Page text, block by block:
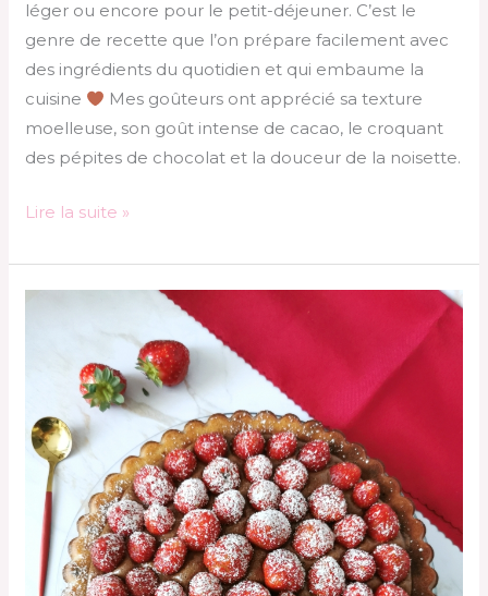
léger ou encore pour le petit-déjeuner. C’est le
genre de recette que l’on prépare facilement avec
des ingrédients du quotidien et qui embaume la
cuisine
Mes goûteurs ont apprécié sa texture
moelleuse, son goût intense de cacao, le croquant
des pépites de chocolat et la douceur de la noisette.
Lire la suite »
mousse
chocolat
et
fraises